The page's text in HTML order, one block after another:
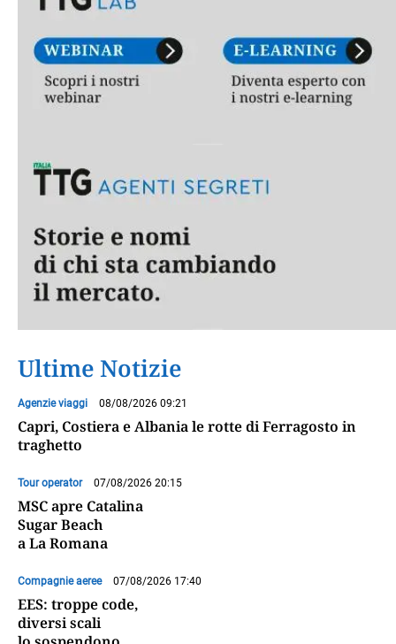
Ultime Notizie
Agenzie viaggi 08/08/2026 09:21
Capri, Costiera e Albania le rotte di Ferragosto in
traghetto
Tour operator 07/08/2026 20:15
MSC apre Catalina
Sugar Beach
a La Romana
Compagnie aeree 07/08/2026 17:40
EES: troppe code,
diversi scali